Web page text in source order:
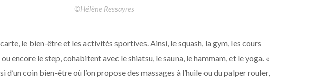
©Hélène Ressayres
le bien-être et les activités sportives. Ainsi, le squash, la gym, les cours
encore le step, cohabitent avec le shiatsu, le sauna, le hammam, et le yoga. «
d’un coin bien-être où l’on propose des massages à l’huile ou du palper rouler,